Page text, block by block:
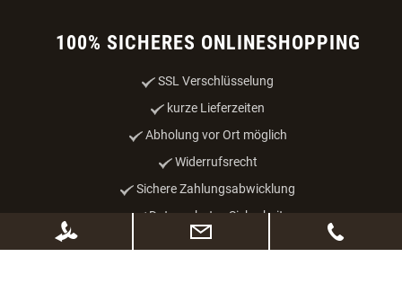
100% SICHERES ONLINESHOPPING
SSL Verschlüsselung
kurze Lieferzeiten
Abholung vor Ort möglich
Widerrufsrecht
Sichere Zahlungsabwicklung
Datenschutz - Sicherheit